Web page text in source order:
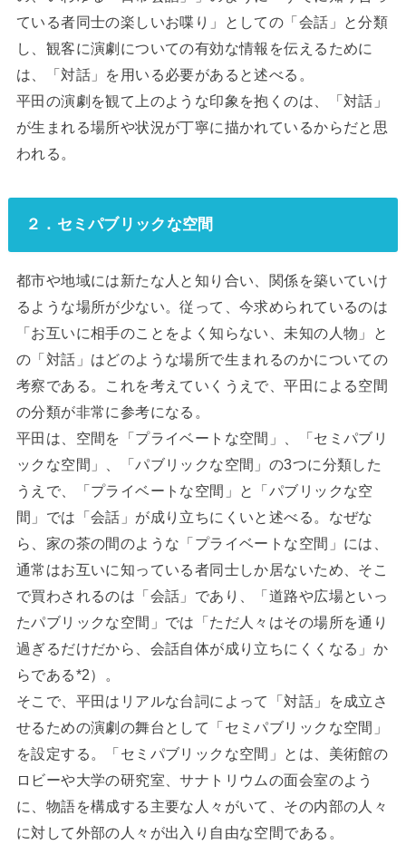
ている者同士の楽しいお喋り」としての「会話」と分類
し、観客に演劇についての有効な情報を伝えるために
は、「対話」を用いる必要があると述べる。
平田の演劇を観て上のような印象を抱くのは、「対話」
が生まれる場所や状況が丁寧に描かれているからだと思
われる。
２．セミパブリックな空間
都市や地域には新たな人と知り合い、関係を築いていけ
るような場所が少ない。従って、今求められているのは
「お互いに相手のことをよく知らない、未知の人物」と
の「対話」はどのような場所で生まれるのかについての
考察である。これを考えていくうえで、平田による空間
の分類が非常に参考になる。
平田は、空間を「プライベートな空間」、「セミパブリ
ックな空間」、「パブリックな空間」の3つに分類した
うえで、「プライベートな空間」と「パブリックな空
間」では「会話」が成り立ちにくいと述べる。なぜな
ら、家の茶の間のような「プライベートな空間」には、
通常はお互いに知っている者同士しか居ないため、そこ
で買わされるのは「会話」であり、「道路や広場といっ
たパブリックな空間」では「ただ人々はその場所を通り
過ぎるだけだから、会話自体が成り立ちにくくなる」か
らである*2）。
そこで、平田はリアルな台詞によって「対話」を成立さ
せるための演劇の舞台として「セミパブリックな空間」
を設定する。「セミパブリックな空間」とは、美術館の
ロビーや大学の研究室、サナトリウムの面会室のよう
に、物語を構成する主要な人々がいて、その内部の人々
に対して外部の人々が出入り自由な空間である。